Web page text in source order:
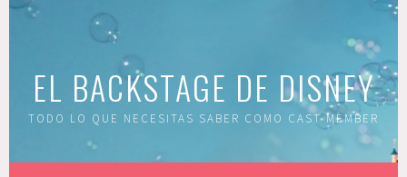
Saltar
EL BACKSTAGE DE DISNEY
TODO LO QUE NECESITAS SABER COMO CAST MEMBER